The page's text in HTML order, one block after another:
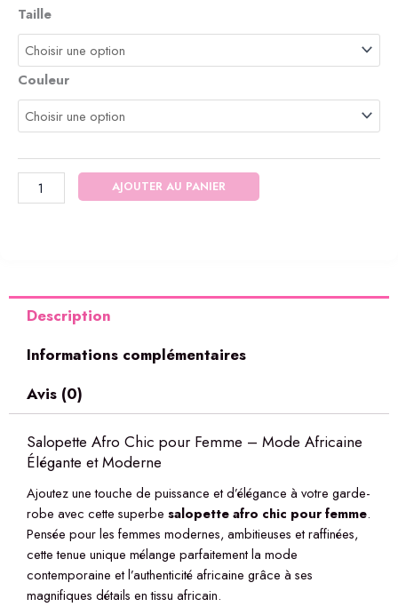
Taille
Couleur
quantité
de
Salopette
AJOUTER AU PANIER
Description
Informations complémentaires
Avis (0)
Salopette Afro Chic pour Femme – Mode Africaine
Élégante et Moderne
Ajoutez une touche de puissance et d’élégance à votre garde-
robe avec cette superbe salopette afro chic pour femme.
Pensée pour les femmes modernes, ambitieuses et raffinées,
cette tenue unique mélange parfaitement la mode
contemporaine et l’authenticité africaine grâce à ses
magnifiques détails en tissu africain.